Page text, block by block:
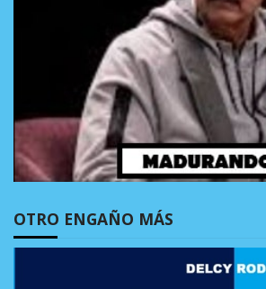
OTRO ENGAÑO MÁS